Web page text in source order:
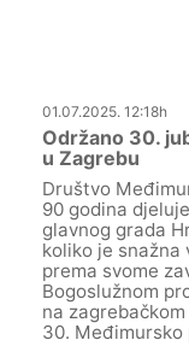
01.07.2025. 12:18h
Održano 30.
u Zagrebu
Društvo
90 godina
glavnog grada
koliko je snažna
prema svome
Bogoslužnom
na
30. Međimursko